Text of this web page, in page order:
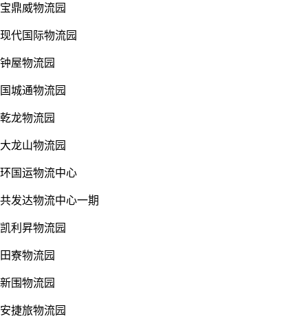
宝鼎威物流园
现代国际物流园
钟屋物流园
国城通物流园
乾龙物流园
大龙山物流园
环国运物流中心
共发达物流中心一期
凯利昇物流园
田寮物流园
新围物流园
安捷旅物流园